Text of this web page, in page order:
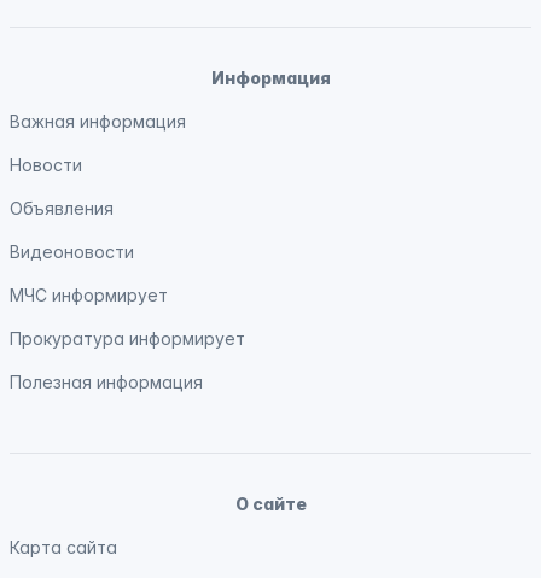
Информация
Важная информация
Новости
Объявления
Видеоновости
МЧС информирует
Прокуратура информирует
Полезная информация
О сайте
Карта сайта